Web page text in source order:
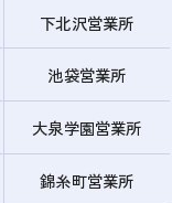
下北沢営業所
池袋営業所
大泉学園営業所
錦糸町営業所